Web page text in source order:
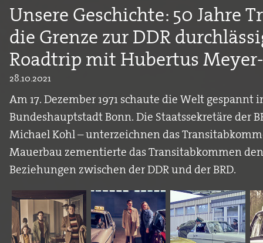
Unsere Geschichte: 50 Jahre
die Grenze zur DDR
Roadtrip mit Hubertus
28.10.2021
Am 17. Dezember 1971 schaute die Welt gespannt
Bundeshauptstadt Bonn. Die Staatssekretäre der
Michael Kohl – unterzeichnen das
Mauerbau zementierte das Transitabkommen
Beziehungen zwischen der DDR und der BRD.